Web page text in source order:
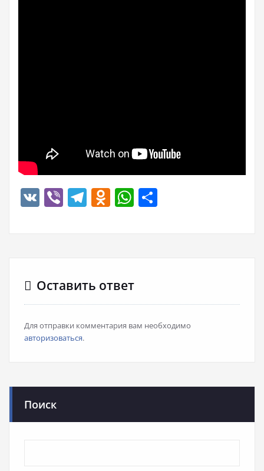
VK ViberTelegram
Odnoklassniki
WhatsApp
Оставить ответ
Для отправки комментария вам необходимо
авторизоваться.
Поиск